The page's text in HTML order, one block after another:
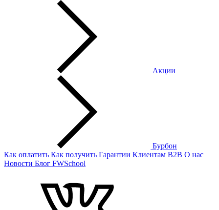
Акции
Бурбон
Как оплатить Как получить Гарантии Клиентам B2B О нас
Новости Блог FWSchool